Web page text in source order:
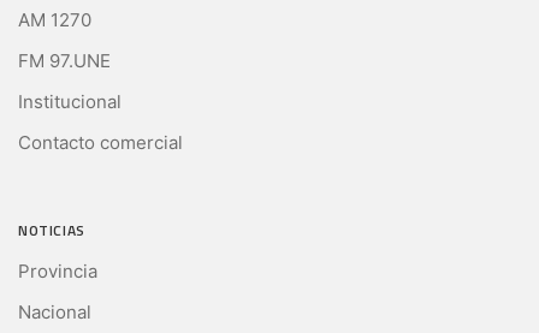
AM 1270
FM 97.UNE
Institucional
Contacto comercial
NOTICIAS
Provincia
Nacional